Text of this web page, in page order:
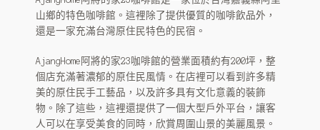
OEM
ODM
IDM 虛擬烘豆廠
虛擬烘焙工坊
山鄉的特色咖啡館。這裡除了提供優質的咖啡飲品外，
還是一家充滿台灣原住民特色的民宿。
AjangHome阿將的家23咖啡館的營業面積約有200坪，整
個店充滿著濃郁的原住民風情。在店裡可以看到許多精
美的原住民手工藝品，以及許多具有文化意義的裝飾
物。除了這些，這裡還提供了一個大型戶外平台，讓客
人可以在享受美食的同時，欣賞周圍山景的美麗風景。